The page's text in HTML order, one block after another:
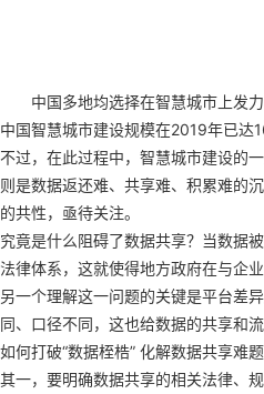
中国多地均选择在智慧城市上发力
中国智慧城市建设规模在2019年
不过，在此过程中，智慧城市建设的
则是数据返还难、共享难、积累难的
的共性，亟待关注。
究竟是什么阻碍了数据共享？当数据
法律体系，这就使得地方政府在与
另一个理解这一问题的关键是平台差
同、口径不同，这也给数据的共享
如何打破“数据桎梏” 化解数据共享
其一，要明确数据共享的相关法律、